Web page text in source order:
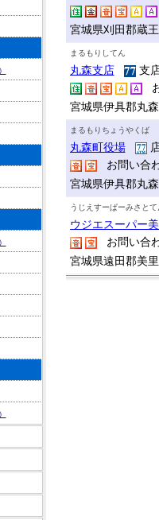
宮城県刈田郡蔵
まるもりしてん
丸森支店
支
宮城県伊具郡丸
まるもりちょうやくば
丸森町役場
お問い合
宮城県伊具郡丸
うじえすーぱーみさとて
ウジエスーパー
お問い合
宮城県遠田郡美